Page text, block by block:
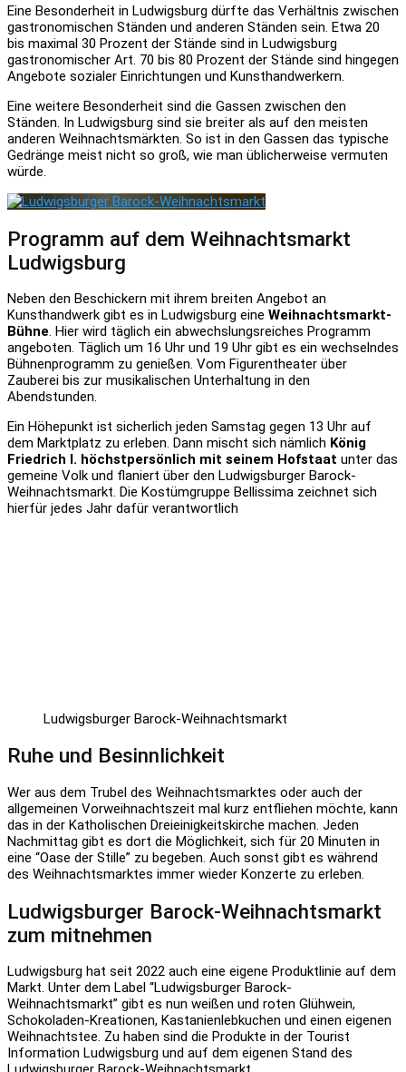
Eine Besonderheit in Ludwigsburg dürfte das Verhältnis zwischen
gastronomischen Ständen und anderen Ständen sein. Etwa 20
bis maximal 30 Prozent der Stände sind in Ludwigsburg
gastronomischer Art. 70 bis 80 Prozent der Stände sind hingegen
Angebote sozialer Einrichtungen und Kunsthandwerkern.
Eine weitere Besonderheit sind die Gassen zwischen den
Ständen. In Ludwigsburg sind sie breiter als auf den meisten
anderen Weihnachtsmärkten. So ist in den Gassen das typische
Gedränge meist nicht so groß, wie man üblicherweise vermuten
würde.
Programm auf dem Weihnachtsmarkt
Ludwigsburg
Neben den Beschickern mit ihrem breiten Angebot an
Kunsthandwerk gibt es in Ludwigsburg eine Weihnachtsmarkt-
Bühne. Hier wird täglich ein abwechslungsreiches Programm
angeboten. Täglich um 16 Uhr und 19 Uhr gibt es ein wechselndes
Bühnenprogramm zu genießen. Vom Figurentheater über
Zauberei bis zur musikalischen Unterhaltung in den
Abendstunden.
Ein Höhepunkt ist sicherlich jeden Samstag gegen 13 Uhr auf
dem Marktplatz zu erleben. Dann mischt sich nämlich König
Friedrich I. höchstpersönlich mit seinem Hofstaat unter das
gemeine Volk und flaniert über den Ludwigsburger Barock-
Weihnachtsmarkt. Die Kostümgruppe Bellissima zeichnet sich
hierfür jedes Jahr dafür verantwortlich
Ludwigsburger Barock-Weihnachtsmarkt
Ruhe und Besinnlichkeit
Wer aus dem Trubel des Weihnachtsmarktes oder auch der
allgemeinen Vorweihnachtszeit mal kurz entfliehen möchte, kann
das in der Katholischen Dreieinigkeitskirche machen. Jeden
Nachmittag gibt es dort die Möglichkeit, sich für 20 Minuten in
eine “Oase der Stille” zu begeben. Auch sonst gibt es während
des Weihnachtsmarktes immer wieder Konzerte zu erleben.
Ludwigsburger Barock-Weihnachtsmarkt
zum mitnehmen
Ludwigsburg hat seit 2022 auch eine eigene Produktlinie auf dem
Markt. Unter dem Label “Ludwigsburger Barock-
Weihnachtsmarkt” gibt es nun weißen und roten Glühwein,
Schokoladen-Kreationen, Kastanienlebkuchen und einen eigenen
Weihnachtstee. Zu haben sind die Produkte in der Tourist
Information Ludwigsburg und auf dem eigenen Stand des